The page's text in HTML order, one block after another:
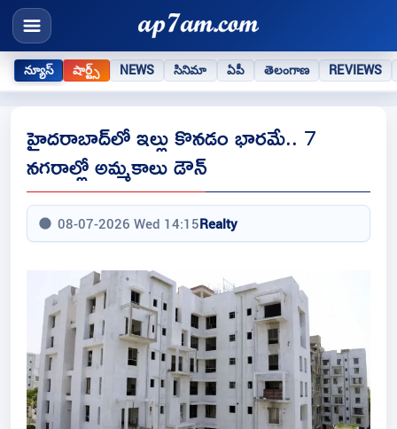
న్యూస్ షార్ట్స్ NEWS సినిమా ఏపీ తెలంగాణ REVIEWS
హైదరాబాద్‌లో ఇల్లు కొనడం భారమే.. 7
నగరాల్లో అమ్మకాలు డౌన్‌
08-07-2026 Wed 14:15Realty